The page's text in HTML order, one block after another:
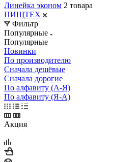
Линейка эконом 2 товара
ПИЩТЕХ
Фильтр
Популярные
Популярные
Новинки
По производителю
Сначала дешёвые
Сначала дорогие
По алфавиту (А-Я)
По алфавиту (Я-А)
Акция